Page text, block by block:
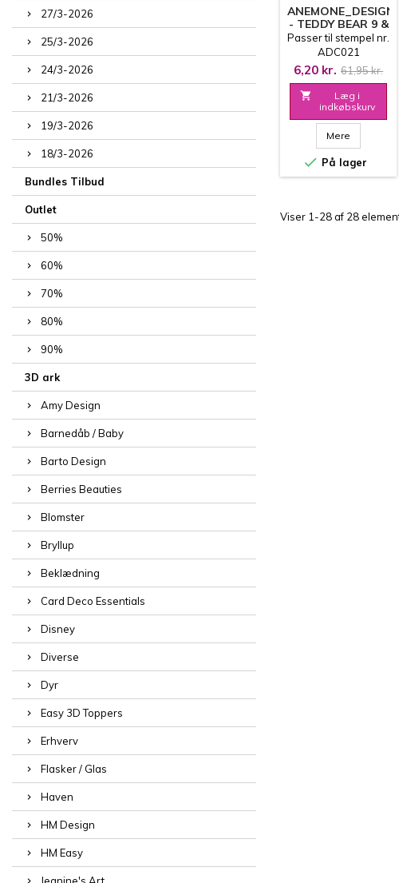
27/3-2026
25/3-2026
24/3-2026
21/3-2026
19/3-2026
18/3-2026
Bundles Tilbud
Outlet
50%
60%
70%
80%
90%
3D ark
Amy Design
Barnedåb / Baby
Barto Design
Berries Beauties
Blomster
Bryllup
Beklædning
Card Deco Essentials
Disney
Diverse
Dyr
Easy 3D Toppers
Erhverv
Flasker / Glas
Haven
HM Design
HM Easy
ANEMONE_DESIGN
- TEDDY BEAR 9 &
0
Passer til stempel nr.
ADC021
6,20 kr. 61,95 kr.

Læg i
indkøbskurv
Mere
 På lager
Viser 1-28 af 28